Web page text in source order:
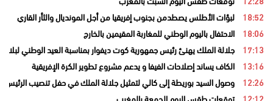
18:52 لبؤات الأطلس يصطدمن بجنوب إفريقيا من أجل المونديال والثأر القاري
18:06 الاحتفال باليوم الوطني للمغاربة المقيمين بالخارج
17:13 جلالة الملك يهنئ رئيس جمهورية كوت ديفوار بمناسبة العيد الوطني لبلاده
13:16 الكاف يساند إصلاحات الفيفا و يدعم مشروع تطوير الكرة الإفريقية
12:26 وصول السيد بوريطة إلى كالي لتمثيل جلالة الملك في حفل تنصيب الرئيس